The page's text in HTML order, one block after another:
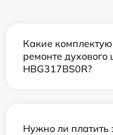
Какие
ремонте
HBG317BS0R?
Нужно ли платить